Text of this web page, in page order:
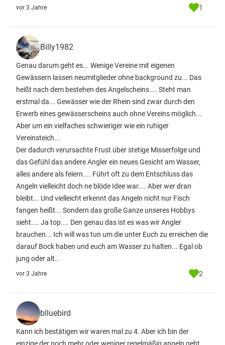
vor 3 Jahre 1
Billy1982
Genau darum geht es... Wenige Vereine mit eigenen
Gewässern lassen neumitglieder ohne background zu... Das
heißt nach dem bestehen des Angelscheins.... Steht man
erstmal da... Gewässer wie der Rhein sind zwar durch den
Erwerb eines gewässerscheins auch ohne Vereins möglich...
Aber um ein vielfaches schwieriger wie ein ruhiger
Vereinsteich...
Der dadurch verursachte Frust über stetige Misserfolge und
das Gefühl das andere Angler ein neues Gesicht am Wasser,
alles andere als feiern.... Führt oft zu dem Entschluss das
Angeln vielleicht doch ne blöde Idee war.... Aber wer dran
bleibt... Und vielleicht erkennt das Angeln nicht nur Fisch
fangen heißt... Sondern das große Ganze unseres Hobbys
sieht.... Ja top.... Den genau das ist es was wir Angler
brauchen... Ich will was tun um die unter Euch zu erreichen die
darauf Bock haben und euch am Wasser zu halten... Egal ob
jung oder alt..
vor 3 Jahre 2
blluebird
Kann ich bestätigen wir waren mal zu 4. Aber ich bin der